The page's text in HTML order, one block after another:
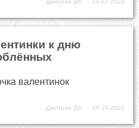
к дню
валентинок
Дмитрий ДА 19.10.2011